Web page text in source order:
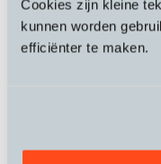
Cookies zijn kleine
kunnen worden
efficiënter te maken.